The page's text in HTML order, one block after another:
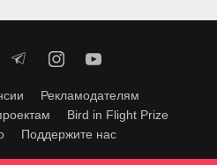
Рекламодателям
Bird in Flight Prize
Поддержите нас